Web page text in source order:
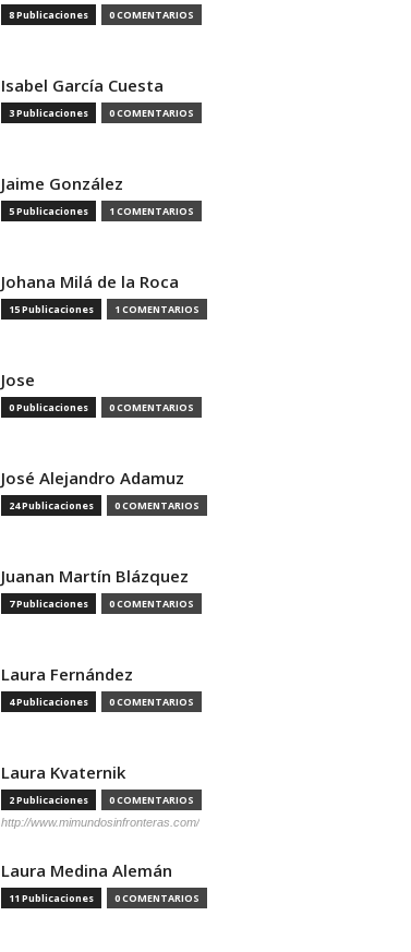
8 Publicaciones 0 COMENTARIOS
Isabel García Cuesta
3 Publicaciones 0 COMENTARIOS
Jaime González
5 Publicaciones 1 COMENTARIOS
Johana Milá de la Roca
15 Publicaciones 1 COMENTARIOS
Jose
0 Publicaciones 0 COMENTARIOS
José Alejandro Adamuz
24 Publicaciones 0 COMENTARIOS
Juanan Martín Blázquez
7 Publicaciones 0 COMENTARIOS
Laura Fernández
4 Publicaciones 0 COMENTARIOS
Laura Kvaternik
2 Publicaciones 0 COMENTARIOS
http://www.mimundosinfronteras.com/
Laura Medina Alemán
11 Publicaciones 0 COMENTARIOS